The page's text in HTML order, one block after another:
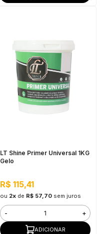
LT Shine Primer Universal 1KG
Gelo
R$ 115,41
ou 2xde R$ 57,70 sem juros
- +
ADICIONAR